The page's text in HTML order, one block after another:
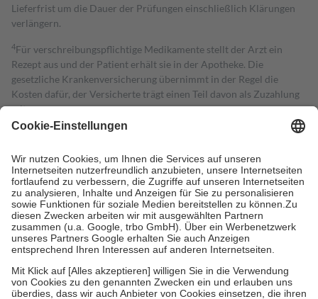
Lieferfrist um die Dauer der Prüfungen einschließlich Klärungen
verlängern.
4Für verschreibungspflichtige Medikamente stellt der Arzt ein
Rezept aus und der Patient erhält sie in der Apotheke. Die
gesetzliche Krankenversicherung übernimmt in der Regel die
Kosten dafür, der Versicherte trägt einen Teil davon als Zuzahlung
mit.
Grundsätzlich leisten Mitglieder Zuzahlungen in Höhe von zehn
höchstens zehn Euro.
Es sind jedoch nie mehr als die tatsächlichen
Kosten der Leistung zu entrichten.
Diese Regeln gelten grundsätzlich auch für Online-Apotheken.
Bei Heilmitteln und häuslicher Krankenpflege beträgt die
Zuzahlung zehn Prozent der Kosten sowie zehn Euro je
Verordnung.
Um das Engagement der Versicherten für ihre eigene Gesundheit zu
stärken und die besondere Stellung der Familie zu unterstützen,
fallenkeine Zuzahlungenan bei:
• Kindern und Jugendlichen bis zum vollendeten 18. Lebensjahr